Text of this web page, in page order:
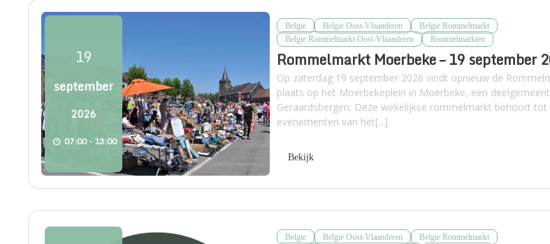
19
september
2026
07:00 - 13:00
Belgie Belgie Oost-Vlaanderen
Belgie Rommelmarkt
Belgie Rommelmarkt Oost-Vlaanderen
Rommelmarkten
Rommelmarkt Moerbeke – 19 september
Op zaterdag 19 september 2026 vindt opnieuw de
plaats op het Moerbekeplein in Moerbeke, een
Geraardsbergen. Deze wekelijkse rommelmarkt behoort tot
evenementen van het[...]
Bekijk
Belgie Belgie Oost-Vlaanderen
Belgie Rommelmarkt